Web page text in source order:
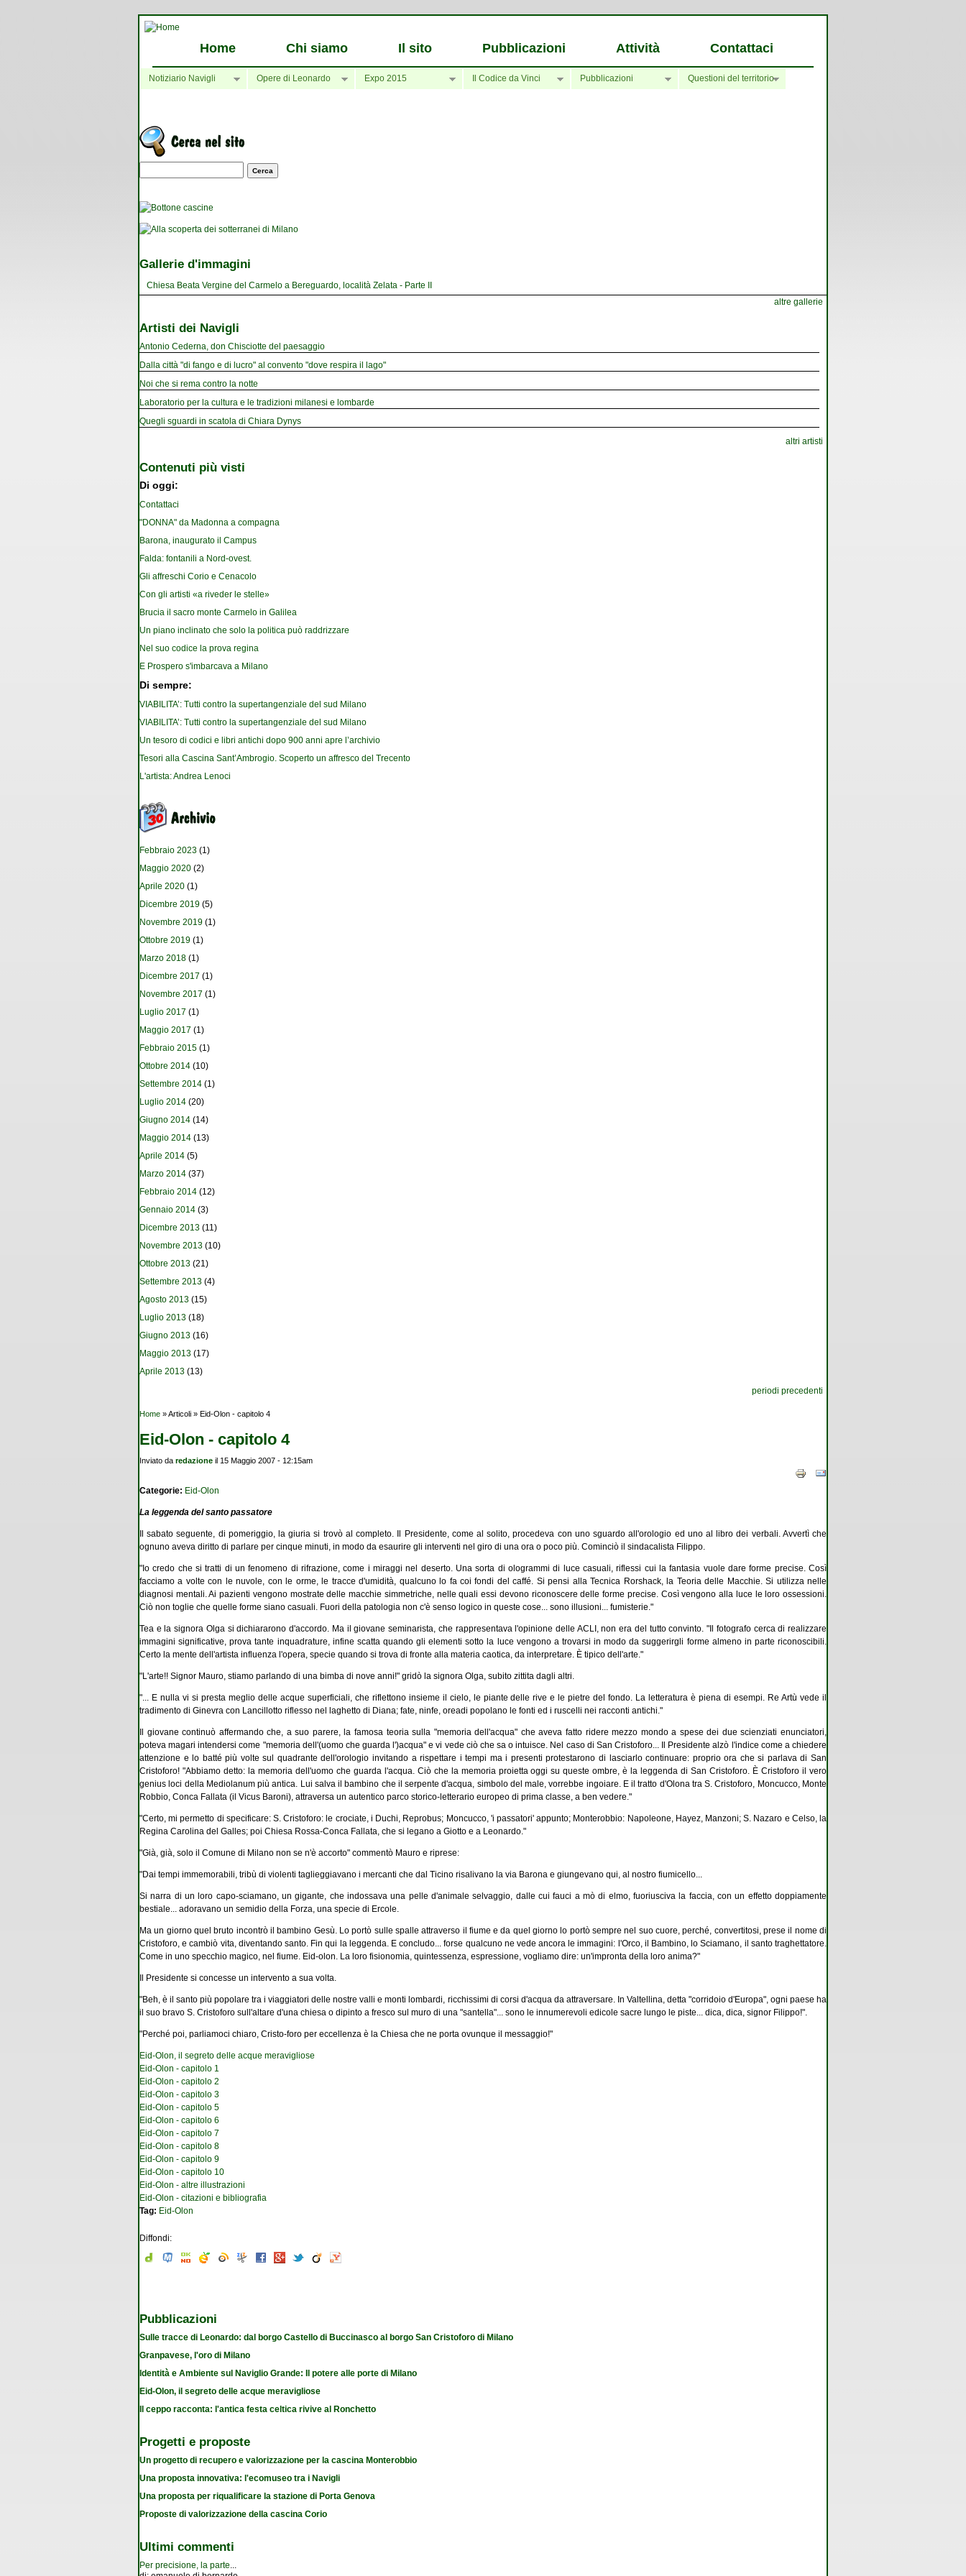
Home Chi siamo Il sito Pubblicazioni Attività Contattaci
Notiziario Navigli Opere di Leonardo Expo 2015 Il Codice da Vinci Pubblicazioni Questioni del territorio
Maschera di ricerca
Gallerie d'immagini
Chiesa Beata Vergine del Carmelo a Bereguardo, località Zelata - Parte II
altre gallerie
Artisti dei Navigli
Antonio Cederna, don Chisciotte del paesaggio
Dalla città "di fango e di lucro" al convento "dove respira il lago"
Noi che si rema contro la notte
Laboratorio per la cultura e le tradizioni milanesi e lombarde
Quegli sguardi in scatola di Chiara Dynys
altri artisti
Contenuti più visti
Di oggi:
Contattaci
"DONNA" da Madonna a compagna
Barona, inaugurato il Campus
Falda: fontanili a Nord-ovest.
Gli affreschi Corio e Cenacolo
Con gli artisti «a riveder le stelle»
Brucia il sacro monte Carmelo in Galilea
Un piano inclinato che solo la politica può raddrizzare
Nel suo codice la prova regina
E Prospero s'imbarcava a Milano
Di sempre:
VIABILITA’: Tutti contro la supertangenziale del sud Milano
VIABILITA’: Tutti contro la supertangenziale del sud Milano
Un tesoro di codici e libri antichi dopo 900 anni apre l’archivio
Tesori alla Cascina Sant’Ambrogio. Scoperto un affresco del Trecento
L'artista: Andrea Lenoci
Febbraio 2023 (1)
Maggio 2020 (2)
Aprile 2020 (1)
Dicembre 2019 (5)
Novembre 2019 (1)
Ottobre 2019 (1)
Marzo 2018 (1)
Dicembre 2017 (1)
Novembre 2017 (1)
Luglio 2017 (1)
Maggio 2017 (1)
Febbraio 2015 (1)
Ottobre 2014 (10)
Settembre 2014 (1)
Luglio 2014 (20)
Giugno 2014 (14)
Maggio 2014 (13)
Aprile 2014 (5)
Marzo 2014 (37)
Febbraio 2014 (12)
Gennaio 2014 (3)
Dicembre 2013 (11)
Novembre 2013 (10)
Ottobre 2013 (21)
Settembre 2013 (4)
Agosto 2013 (15)
Luglio 2013 (18)
Giugno 2013 (16)
Maggio 2013 (17)
Aprile 2013 (13)
periodi precedenti
Tu sei qui
Home » Articoli » Eid-Olon - capitolo 4
Eid-Olon - capitolo 4
Inviato da redazione il 15 Maggio 2007 - 12:15am
Categorie: Eid-Olon
La leggenda del santo passatore
Il sabato seguente, di pomeriggio, la giuria si trovò al completo. Il Presidente, come al solito, procedeva con uno sguardo all'orologio ed uno al libro dei verbali. Avvertì che
ognuno aveva diritto di parlare per cinque minuti, in modo da esaurire gli interventi nel giro di una ora o poco più. Cominciò il sindacalista Filippo.
"Io credo che si tratti di un fenomeno di rifrazione, come i miraggi nel deserto. Una sorta di ologrammi di luce casuali, riflessi cui la fantasia vuole dare forme precise. Così
facciamo a volte con le nuvole, con le orme, le tracce d'umidità, qualcuno lo fa coi fondi del caffé. Si pensi alla Tecnica Rorshack, la Teoria delle Macchie. Si utilizza nelle
diagnosi mentali. Ai pazienti vengono mostrate delle macchie simmetriche, nelle quali essi devono riconoscere delle forme precise. Così vengono alla luce le loro ossessioni.
Ciò non toglie che quelle forme siano casuali. Fuori della patologia non c'è senso logico in queste cose... sono illusioni... fumisterie."
Tea e la signora Olga si dichiararono d'accordo. Ma il giovane seminarista, che rappresentava l'opinione delle ACLI, non era del tutto convinto. "Il fotografo cerca di realizzare
immagini significative, prova tante inquadrature, infine scatta quando gli elementi sotto la luce vengono a trovarsi in modo da suggerirgli forme almeno in parte riconoscibili.
Certo la mente dell'artista influenza l'opera, specie quando si trova di fronte alla materia caotica, da interpretare. È tipico dell'arte."
"L'arte!! Signor Mauro, stiamo parlando di una bimba di nove anni!" gridò la signora Olga, subito zittita dagli altri.
"... E nulla vi si presta meglio delle acque superficiali, che riflettono insieme il cielo, le piante delle rive e le pietre del fondo. La letteratura è piena di esempi. Re Artù vede il
tradimento di Ginevra con Lancillotto riflesso nel laghetto di Diana; fate, ninfe, oreadi popolano le fonti ed i ruscelli nei racconti antichi."
Il giovane continuò affermando che, a suo parere, la famosa teoria sulla "memoria dell'acqua" che aveva fatto ridere mezzo mondo a spese dei due scienziati enunciatori,
poteva magari intendersi come "memoria dell'(uomo che guarda l')acqua" e vi vede ciò che sa o intuisce. Nel caso di San Cristoforo... Il Presidente alzò l'indice come a chiedere
attenzione e lo batté più volte sul quadrante dell'orologio invitando a rispettare i tempi ma i presenti protestarono di lasciarlo continuare: proprio ora che si parlava di San
Cristoforo! "Abbiamo detto: la memoria dell'uomo che guarda l'acqua. Ciò che la memoria proietta oggi su queste ombre, è la leggenda di San Cristoforo. È Cristoforo il vero
genius loci della Mediolanum più antica. Lui salva il bambino che il serpente d'acqua, simbolo del male, vorrebbe ingoiare. E il tratto d'Olona tra S. Cristoforo, Moncucco, Monte
Robbio, Conca Fallata (il Vicus Baroni), attraversa un autentico parco storico-letterario europeo di prima classe, a ben vedere."
"Certo, mi permetto di specificare: S. Cristoforo: le crociate, i Duchi, Reprobus; Moncucco, 'i passatori' appunto; Monterobbio: Napoleone, Hayez, Manzoni; S. Nazaro e Celso, la
Regina Carolina del Galles; poi Chiesa Rossa-Conca Fallata, che si legano a Giotto e a Leonardo."
"Già, già, solo il Comune di Milano non se n'è accorto" commentò Mauro e riprese:
"Dai tempi immemorabili, tribù di violenti taglieggiavano i mercanti che dal Ticino risalivano la via Barona e giungevano qui, al nostro fiumicello...
Si narra di un loro capo-sciamano, un gigante, che indossava una pelle d'animale selvaggio, dalle cui fauci a mò di elmo, fuoriusciva la faccia, con un effetto doppiamente
bestiale... adoravano un semidio della Forza, una specie di Ercole.
Ma un giorno quel bruto incontrò il bambino Gesù. Lo portò sulle spalle attraverso il fiume e da quel giorno lo portò sempre nel suo cuore, perché, convertitosi, prese il nome di
Cristoforo, e cambiò vita, diventando santo. Fin qui la leggenda. E concludo... forse qualcuno ne vede ancora le immagini: l'Orco, il Bambino, lo Sciamano, il santo traghettatore.
Come in uno specchio magico, nel fiume. Eid-olon. La loro fisionomia, quintessenza, espressione, vogliamo dire: un'impronta della loro anima?"
Il Presidente si concesse un intervento a sua volta.
"Beh, è il santo più popolare tra i viaggiatori delle nostre valli e monti lombardi, ricchissimi di corsi d'acqua da attraversare. In Valtellina, detta "corridoio d'Europa", ogni paese ha
il suo bravo S. Cristoforo sull'altare d'una chiesa o dipinto a fresco sul muro di una "santella"... sono le innumerevoli edicole sacre lungo le piste... dica, dica, signor Filippo!".
"Perché poi, parliamoci chiaro, Cristo-foro per eccellenza è la Chiesa che ne porta ovunque il messaggio!"
Eid-Olon, il segreto delle acque meravigliose
Eid-Olon - capitolo 1
Eid-Olon - capitolo 2
Eid-Olon - capitolo 3
Eid-Olon - capitolo 5
Eid-Olon - capitolo 6
Eid-Olon - capitolo 7
Eid-Olon - capitolo 8
Eid-Olon - capitolo 9
Eid-Olon - capitolo 10
Eid-Olon - altre illustrazioni
Eid-Olon - citazioni e bibliografia
Tag: Eid-Olon
Diffondi:
Pubblicazioni
Sulle tracce di Leonardo: dal borgo Castello di Buccinasco al borgo San Cristoforo di Milano
Granpavese, l'oro di Milano
Identità e Ambiente sul Naviglio Grande: Il potere alle porte di Milano
Eid-Olon, il segreto delle acque meravigliose
Il ceppo racconta: l'antica festa celtica rivive al Ronchetto
Progetti e proposte
Un progetto di recupero e valorizzazione per la cascina Monterobbio
Una proposta innovativa: l'ecomuseo tra i Navigli
Una proposta per riqualificare la stazione di Porta Genova
Proposte di valorizzazione della cascina Corio
Ultimi commenti
Per precisione, la parte